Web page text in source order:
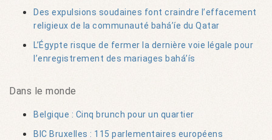
Des expulsions soudaines font craindre l’effacement
religieux de la communauté bahá’íe du Qatar
L’Égypte risque de fermer la dernière voie légale pour
l’enregistrement des mariages bahá’ís
Dans le monde
Belgique : Cinq brunch pour un quartier
BIC Bruxelles : 115 parlementaires européens